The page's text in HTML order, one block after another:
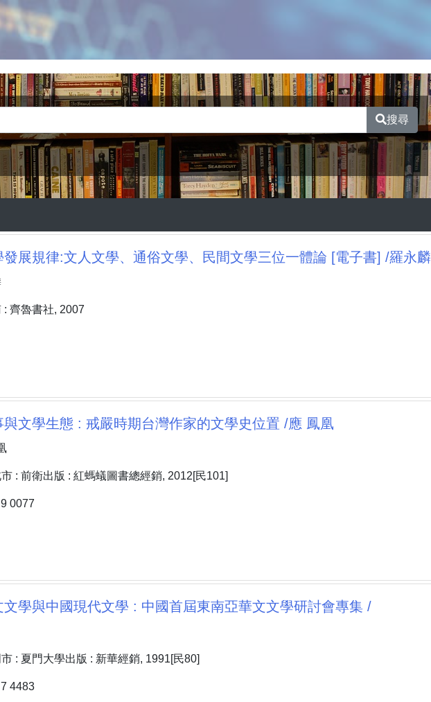
搜尋
發展規律:文人文學、通俗文學、民間文學三位一體論 [電子書] /羅永麟
: 齊魯書社, 2007
與文學生態 : 戒嚴時期台灣作家的文學史位置 /應 鳳凰
: 前衛出版 : 紅螞蟻圖書總經銷, 2012[民101]
0077
文學與中國現代文學 : 中國首屆東南亞華文文學研討會專集 /
: 夏門大學出版 : 新華經銷, 1991[民80]
4483